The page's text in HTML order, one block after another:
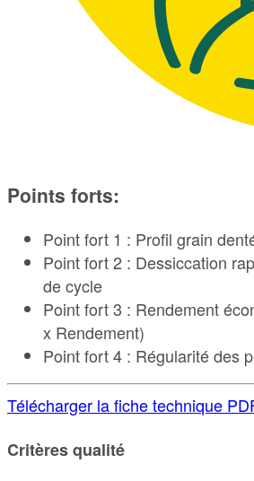
Points forts:
Point fort 1 : Profil grain
Point fort 2 : Dessiccation
de cycle
Point fort 3 : Rendement
x Rendement)
Point fort 4 : Régularité des
Télécharger la fiche technique
Critères qualité